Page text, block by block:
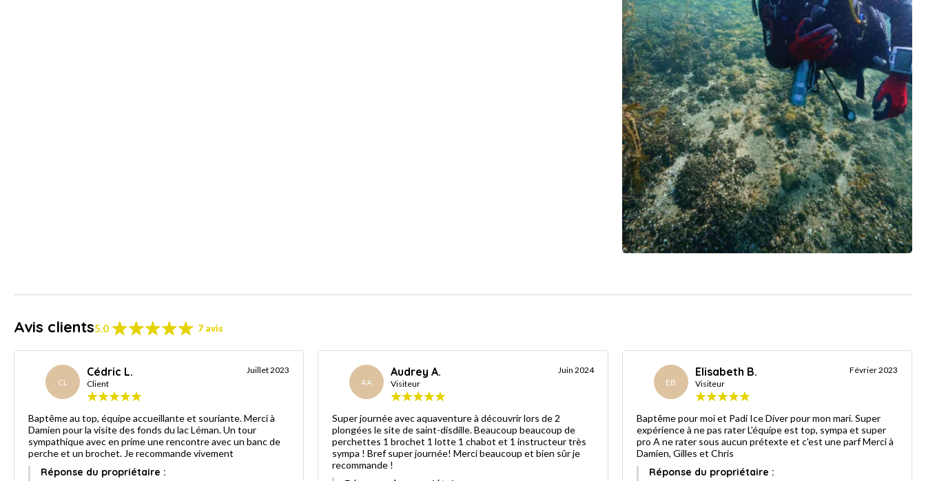
Avis clients5.0 7 avis
CL
Cédric L.
Client
Juillet 2023
Baptême au top, équipe accueillante et souriante. Merci à
Damien pour la visite des fonds du lac Léman. Un tour
sympathique avec en prime une rencontre avec un banc de
perche et un brochet. Je recommande vivement
Réponse du propriétaire :
AA
Audrey A.
Visiteur
Juin 2024
Super journée avec aquaventure à découvrir lors de 2
plongées le site de saint-disdille. Beaucoup beaucoup de
perchettes 1 brochet 1 lotte 1 chabot et 1 instructeur très
sympa ! Bref super journée! Merci beaucoup et bien sûr je
recommande !
EB
Elisabeth B.
Visiteur
Février 2023
Baptême pour moi et Padi Ice Diver pour mon mari. Super
expérience à ne pas rater L'équipe est top, sympa et super
pro A ne rater sous aucun prétexte et c'est une parf Merci à
Damien, Gilles et Chris
Réponse du propriétaire :